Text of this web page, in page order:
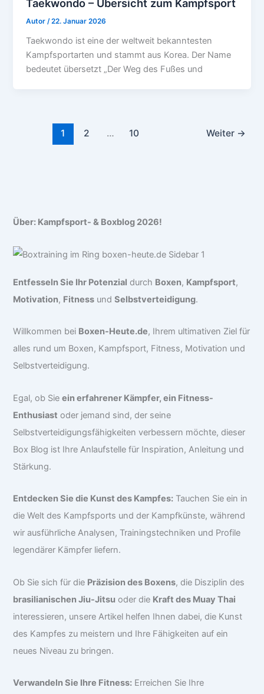
Taekwondo – Übersicht zum Kampfsport
Autor/22. Januar 2026
Taekwondo ist eine der weltweit bekanntesten
Kampfsportarten und stammt aus Korea. Der Name
bedeutet übersetzt „Der Weg des Fußes und
1 2 … 10 Weiter →
Über: Kampfsport- & Boxblog 2026!
Entfesseln Sie Ihr Potenzial durch Boxen, Kampfsport,
Motivation, Fitness undSelbstverteidigung.
Willkommen bei Boxen-Heute.de, Ihrem ultimativen Ziel für
alles rund um Boxen, Kampfsport, Fitness, Motivation und
Selbstverteidigung.
Egal, ob Sieein erfahrener Kämpfer, ein Fitness-
Enthusiast oder jemand sind, der seine
Selbstverteidigungsfähigkeiten verbessern möchte, dieser
Box Blog ist Ihre Anlaufstelle für Inspiration, Anleitung und
Stärkung.
Entdecken Sie die Kunst des Kampfes: Tauchen Sie ein in
die Welt des Kampfsports und der Kampfkünste, während
wir ausführliche Analysen, Trainingstechniken und Profile
legendärer Kämpfer liefern.
Ob Sie sich für die Präzision des Boxens, die Disziplin des
brasilianischen Jiu-Jitsu oder die Kraft des Muay Thai
interessieren, unsere Artikel helfen Ihnen dabei, die Kunst
des Kampfes zu meistern und Ihre Fähigkeiten auf ein
neues Niveau zu bringen.
Verwandeln Sie Ihre Fitness: Erreichen Sie Ihre